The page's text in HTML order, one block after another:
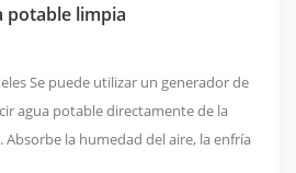
potable limpia
Se puede utilizar un generador de
agua potable directamente de la
Absorbe la humedad del aire, la enfría